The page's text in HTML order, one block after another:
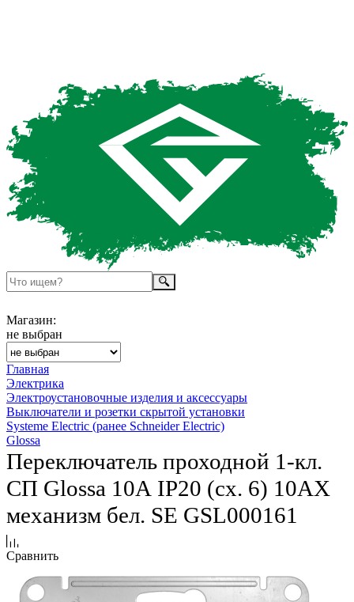
Магазин:
не выбран
Главная
Электрика
Электроустановочные изделия и аксессуары
Выключатели и розетки скрытой установки
Systeme Electric (ранее Schneider Electric)
Glossa
Переключатель проходной 1-кл.
СП Glossa 10А IP20 (сх. 6) 10AX
механизм бел. SE GSL000161
Сравнить